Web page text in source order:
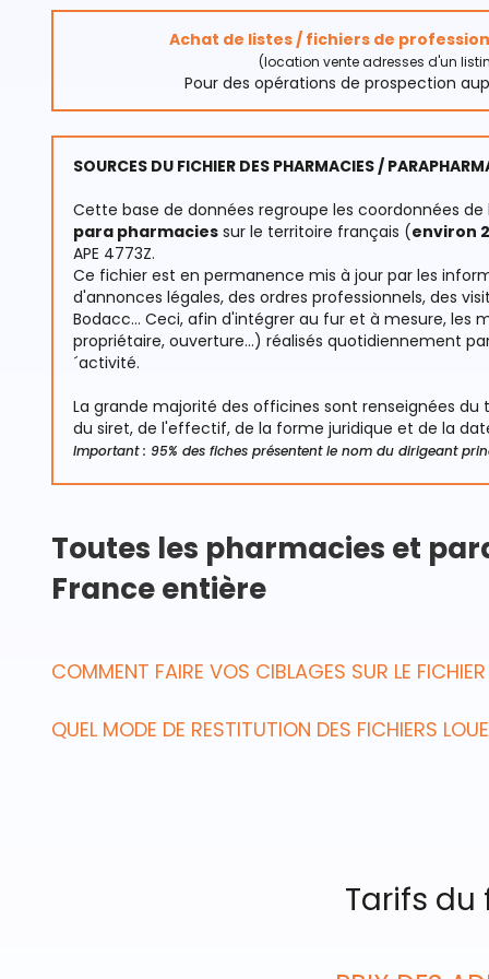
Achat de listes / fichiers de
(location vente adresses d'un
Pour des opérations de prospection
SOURCES DU FICHIER DES PHARMACIES /
Cette base de données regroupe les coordonnées
para pharmacies sur le territoire français (environ
APE 4773Z.
Ce fichier est en permanence mis à jour par les
d'annonces légales, des ordres professionnels, des
Bodacc... Ceci, afin d'intégrer au fur et à mesure,
propriétaire, ouverture...) réalisés quotidiennement
´activité.
La grande majorité des officines sont renseignées
du siret, de l'effectif, de la forme juridique et de la
Important : 95% des fiches présentent le nom du dirigeant
Toutes les pharmacies et
France entière
COMMENT FAIRE VOS CIBLAGES SUR LE
QUEL MODE DE RESTITUTION DES FICHIERS
Tarifs